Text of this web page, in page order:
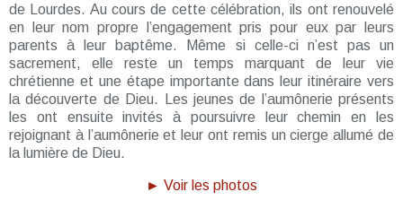
de Lourdes. Au cours de cette célébration, ils ont renouvelé
en leur nom propre l’engagement pris pour eux par leurs
parents à leur baptême. Même si celle-ci n’est pas un
sacrement, elle reste un temps marquant de leur vie
chrétienne et une étape importante dans leur itinéraire vers
la découverte de Dieu. Les jeunes de l’aumônerie présents
les ont ensuite invités à poursuivre leur chemin en les
rejoignant à l’aumônerie et leur ont remis un cierge allumé de
la lumière de Dieu.
► Voir les photos